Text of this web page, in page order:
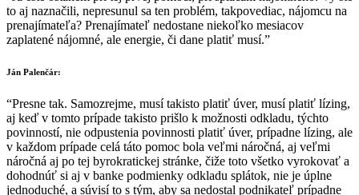
to aj naznačili, nepresunul sa ten problém, takpovediac, nájomcu na
prenajímateľa? Prenajímateľ nedostane niekoľko mesiacov
zaplatené nájomné, ale energie, či dane platiť musí.”
Ján Palenčár:
“Presne tak. Samozrejme, musí takisto platiť úver, musí platiť lízing,
aj keď v tomto prípade takisto prišlo k možnosti odkladu, týchto
povinností, nie odpustenia povinnosti platiť úver, prípadne lízing, ale
v každom prípade celá táto pomoc bola veľmi náročná, aj veľmi
náročná aj po tej byrokratickej stránke, čiže toto všetko vyrokovať a
dohodnúť si aj v banke podmienky odkladu splátok, nie je úplne
jednoduché, a súvisí to s tým, aby sa nedostal podnikateľ prípadne